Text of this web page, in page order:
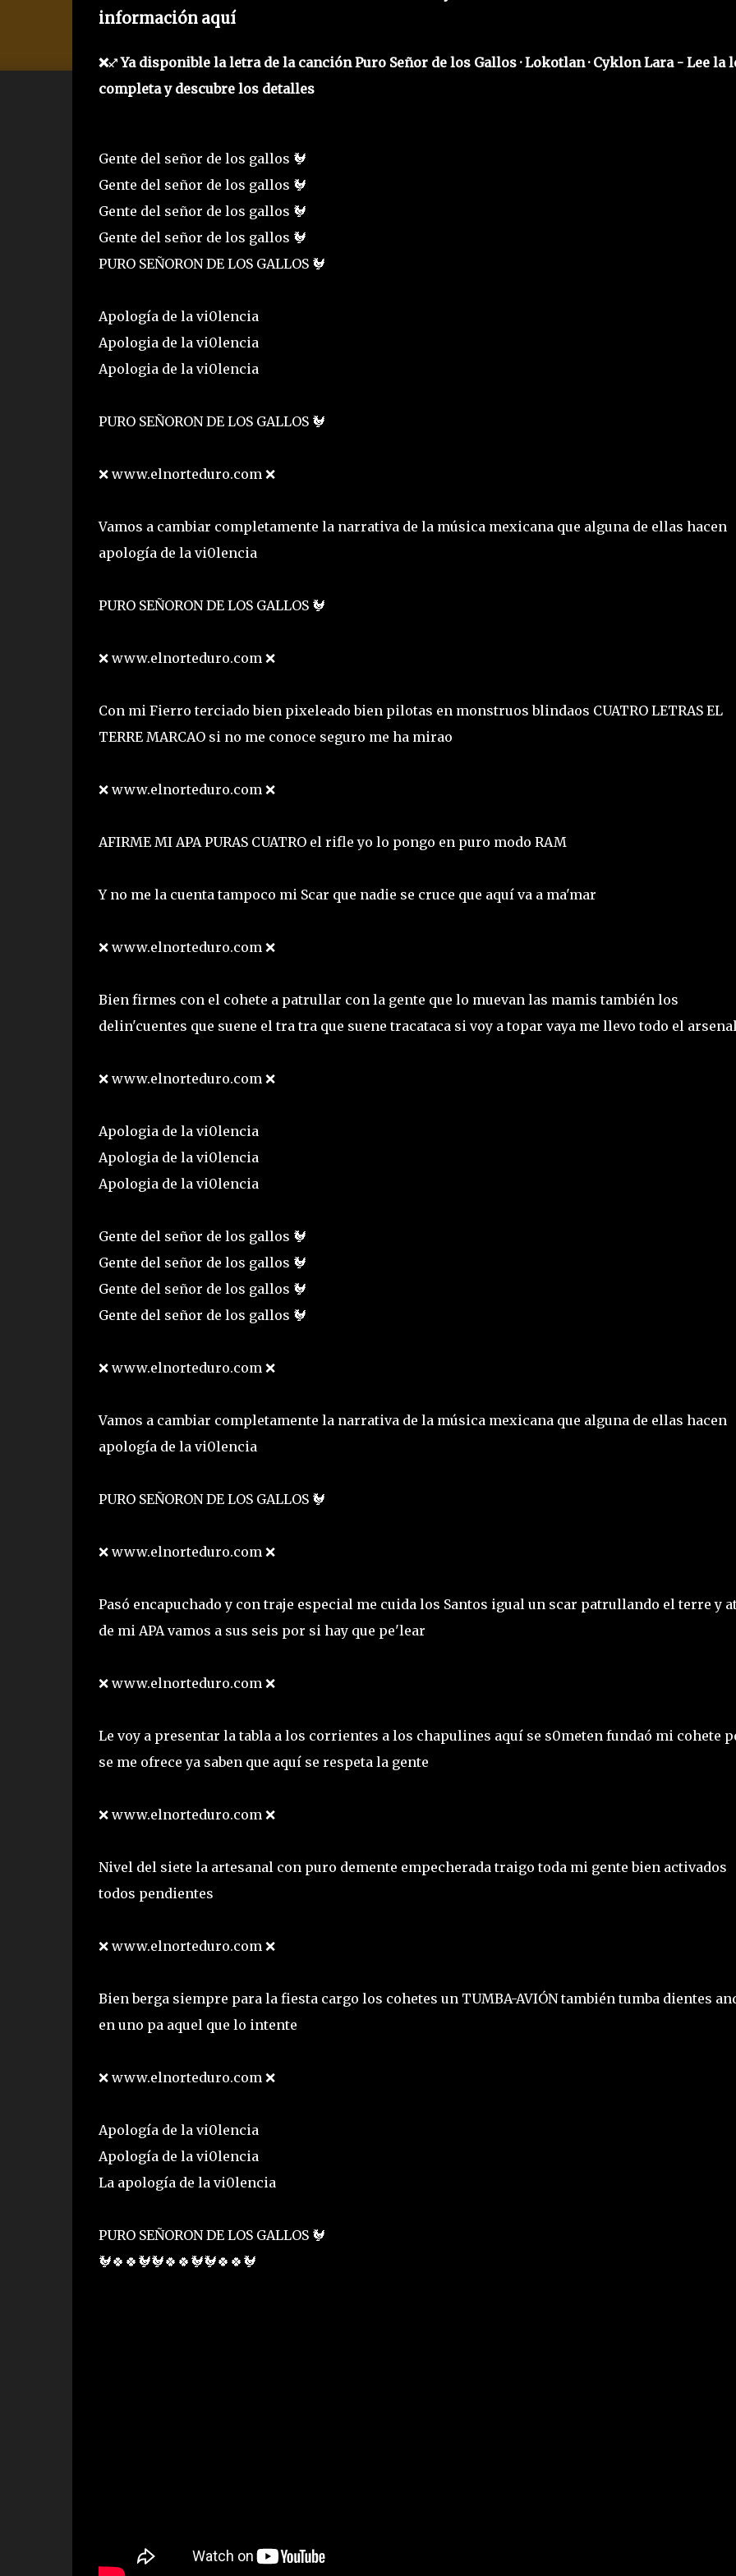
información aquí
❌♐ Ya disponible la letra de la canción Puro Señor de los Gallos · Lokotlan · Cyklon Lara - Lee la
completa y descubre los detalles
Gente del señor de los gallos 🐓
Gente del señor de los gallos 🐓
Gente del señor de los gallos 🐓
Gente del señor de los gallos 🐓
PURO SEÑORON DE LOS GALLOS 🐓
Apología de la vi0lencia
Apologia de la vi0lencia
Apologia de la vi0lencia
PURO SEÑORON DE LOS GALLOS 🐓
❌ www.elnorteduro.com ❌
Vamos a cambiar completamente la narrativa de la música mexicana que alguna de ellas hacen
apología de la vi0lencia
PURO SEÑORON DE LOS GALLOS 🐓
❌ www.elnorteduro.com ❌
Con mi Fierro terciado bien pixeleado bien pilotas en monstruos blindaos CUATRO LETRAS EL
TERRE MARCAO si no me conoce seguro me ha mirao
❌ www.elnorteduro.com ❌
AFIRME MI APA PURAS CUATRO el rifle yo lo pongo en puro modo RAM
Y no me la cuenta tampoco mi Scar que nadie se cruce que aquí va a ma'mar
❌ www.elnorteduro.com ❌
Bien firmes con el cohete a patrullar con la gente que lo muevan las mamis también los
delin'cuentes que suene el tra tra que suene tracataca si voy a topar vaya me llevo todo el
❌ www.elnorteduro.com ❌
Apologia de la vi0lencia
Apologia de la vi0lencia
Apologia de la vi0lencia
Gente del señor de los gallos 🐓
Gente del señor de los gallos 🐓
Gente del señor de los gallos 🐓
Gente del señor de los gallos 🐓
❌ www.elnorteduro.com ❌
Vamos a cambiar completamente la narrativa de la música mexicana que alguna de ellas hacen
apología de la vi0lencia
PURO SEÑORON DE LOS GALLOS 🐓
❌ www.elnorteduro.com ❌
Pasó encapuchado y con traje especial me cuida los Santos igual un scar patrullando el terre y
de mi APA vamos a sus seis por si hay que pe'lear
❌ www.elnorteduro.com ❌
Le voy a presentar la tabla a los corrientes a los chapulines aquí se s0meten fundaó mi cohete
se me ofrece ya saben que aquí se respeta la gente
❌ www.elnorteduro.com ❌
Nivel del siete la artesanal con puro demente empecherada traigo toda mi gente bien activados
todos pendientes
❌ www.elnorteduro.com ❌
Bien berga siempre para la fiesta cargo los cohetes un TUMBA-AVIÓN también tumba dientes
en uno pa aquel que lo intente
❌ www.elnorteduro.com ❌
Apología de la vi0lencia
Apología de la vi0lencia
La apología de la vi0lencia
PURO SEÑORON DE LOS GALLOS 🐓
🐓🍀🍀🐓🐓🍀🍀🐓🐓🍀🍀🐓